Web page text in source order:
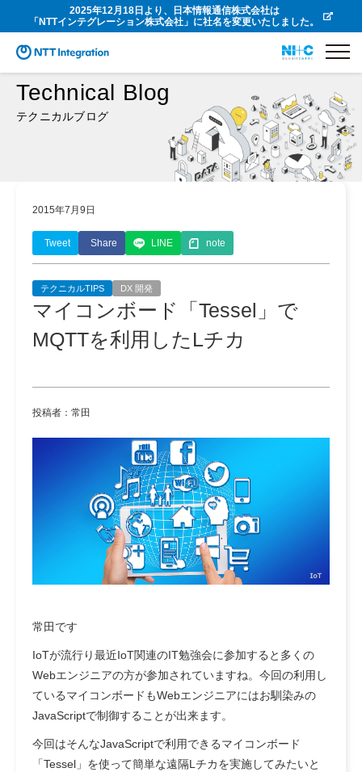
2025年12月18日より、日本情報通信株式会社は
「NTTインテグレーション株式会社」に社名を変更いたしました。
Technical Blog
テクニカルブログ
2015年7月9日
Tweet Share LINE note
テクニカルTIPS DX 開発
マイコンボード「Tessel」で
MQTTを利用したLチカ
投稿者：常田
常田です
IoTが流行り最近IoT関連のIT勉強会に参加すると多くの
Webエンジニアの方が参加されていますね。今回の利用し
ているマイコンボードもWebエンジニアにはお馴染みの
JavaScriptで制御することが出来ます。
今回はそんなJavaScriptで利用できるマイコンボード
「Tessel」を使って簡単な遠隔Lチカを実施してみたいと